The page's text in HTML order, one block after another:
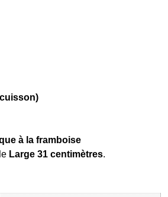
à la framboise
Large 31 centimètres.